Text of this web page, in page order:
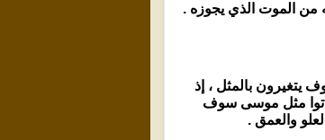
من الموت الذي يجوزه .
يتغيرون بالمثل ، إذ
ماتوا مثل موسى سوف
والعمق .